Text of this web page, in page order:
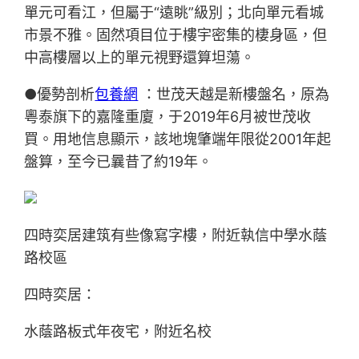
單元可看江，但屬于“遠眺”級別；北向單元看城
市景不雅。固然項目位于樓宇密集的棲身區，但
中高樓層以上的單元視野還算坦蕩。
●優勢剖析包養網
：世茂天越是新樓盤名，原為
粵泰旗下的嘉隆重廈，于2019年6月被世茂收
買。用地信息顯示，該地塊肇端年限從2001年起
盤算，至今已曩昔了約19年。
四時奕居建筑有些像寫字樓，附近執信中學水蔭
路校區
四時奕居：
水蔭路板式年夜宅，附近名校